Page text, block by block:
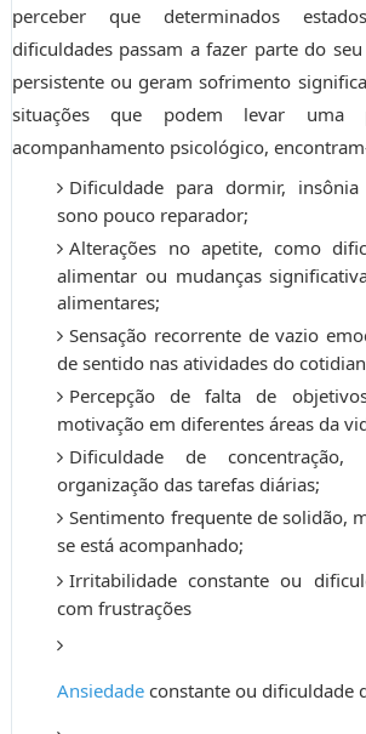
perceber que determinados
dificuldades passam a fazer parte do
persistente ou geram sofrimento
situações que podem levar uma
acompanhamento psicológico,
Dificuldade para dormir,
sono pouco reparador;
Alterações no apetite, como
alimentar ou mudanças
alimentares;
Sensação recorrente de vazio
de sentido nas atividades do
Percepção de falta de
motivação em diferentes áreas da
Dificuldade de
organização das tarefas diárias;
Sentimento frequente de solidão,
se está acompanhado;
Irritabilidade constante ou
com frustrações
Ansiedade constante ou dificuldade